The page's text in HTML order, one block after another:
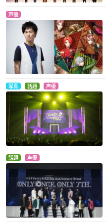
声優
写真 話題 声優
話題 声優